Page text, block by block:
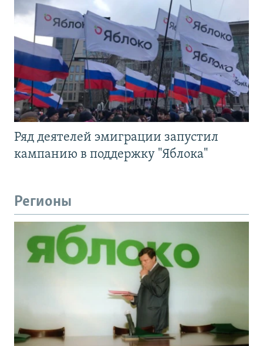
Ряд деятелей эмиграции запустил
кампанию в поддержку "Яблока"
Регионы